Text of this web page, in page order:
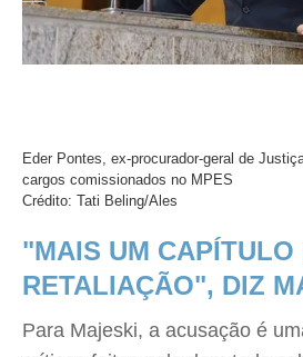
Eder Pontes, ex-procurador-geral de
cargos comissionados no MPES
Crédito: Tati Beling/Ales
"MAIS UM CAPÍTULO
RETALIAÇÃO", DIZ
Para Majeski, a acusação é